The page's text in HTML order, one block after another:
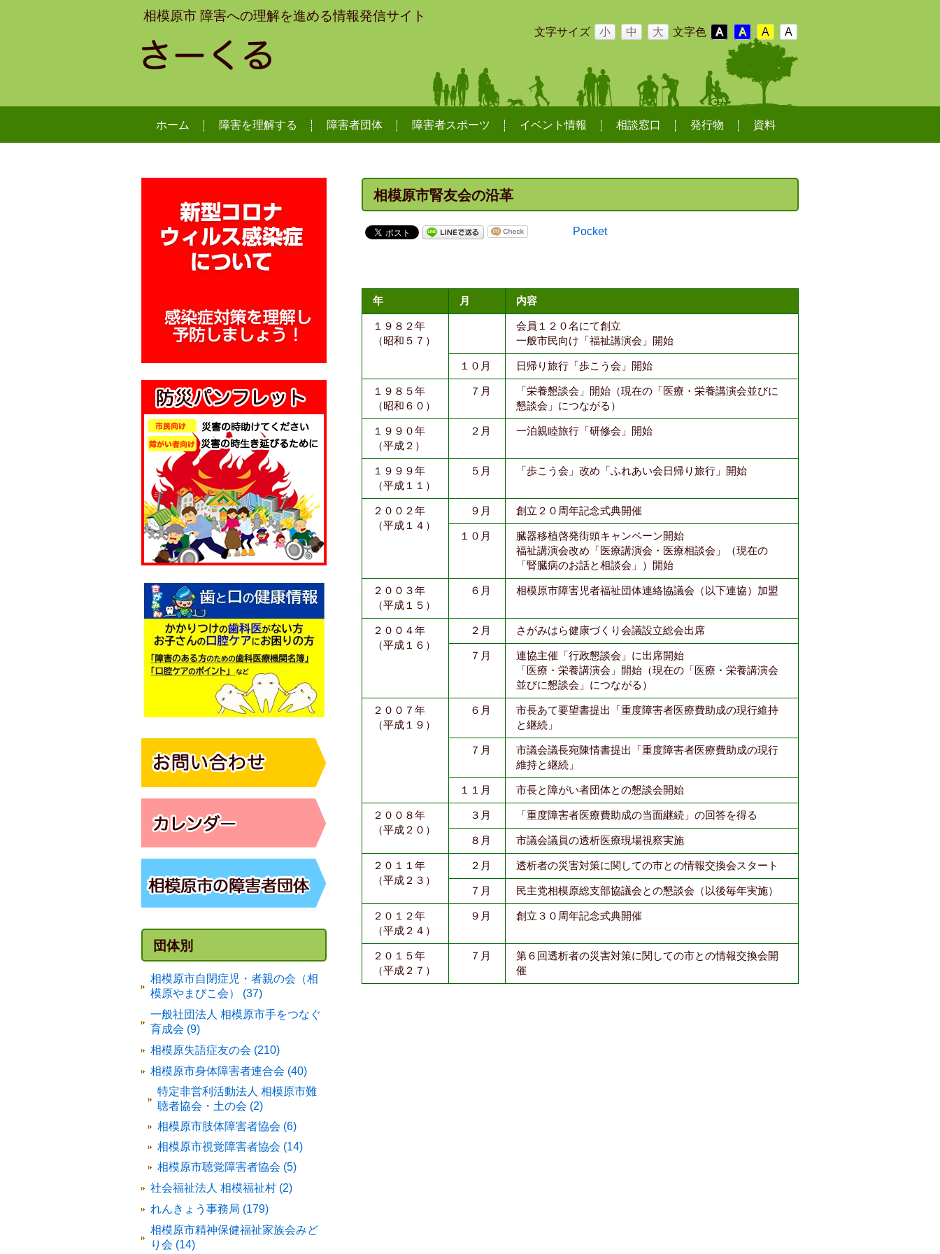
相模原市 障害への理解を進める情報発信サイト
文字サイズ 小 中 大 文字色 A A A A
ホーム 障害を理解する 障害者団体 障害者スポーツ イベント情報 相談窓口 発行物 資料
相模原市腎友会の沿革
Pocket
年 月 内容
１９８２年
（昭和５７）
会員１２０名にて創立
一般市民向け「福祉講演会」開始
１０月 日帰り旅行「歩こう会」開始
１９８５年
（昭和６０）
７月
「栄養懇談会」開始（現在の「医療・栄養講演会並びに
懇談会」につながる）
１９９０年
（平成２）
２月 一泊親睦旅行「研修会」開始
１９９９年
（平成１１）
５月 「歩こう会」改め「ふれあい会日帰り旅行」開始
２００２年
（平成１４）
９月 創立２０周年記念式典開催
１０月
臓器移植啓発街頭キャンペーン開始
福祉講演会改め「医療講演会・医療相談会」（現在の
「腎臓病のお話と相談会」）開始
２００３年
（平成１５）
６月 相模原市障害児者福祉団体連絡協議会（以下連協）加盟
２００４年
（平成１６）
２月 さがみはら健康づくり会議設立総会出席
７月
連協主催「行政懇談会」に出席開始
「医療・栄養講演会」開始（現在の「医療・栄養講演会
並びに懇談会」につながる）
２００７年
（平成１９）
６月
市長あて要望書提出「重度障害者医療費助成の現行維持
と継続」
７月
市議会議長宛陳情書提出「重度障害者医療費助成の現行
維持と継続」
１１月 市長と障がい者団体との懇談会開始
２００８年
（平成２０）
３月 「重度障害者医療費助成の当面継続」の回答を得る
８月 市議会議員の透析医療現場視察実施
２０１１年
（平成２３）
２月 透析者の災害対策に関しての市との情報交換会スタート
７月 民主党相模原総支部協議会との懇談会（以後毎年実施）
２０１２年
（平成２４）
９月 創立３０周年記念式典開催
２０１５年
（平成２７）
７月
第６回透析者の災害対策に関しての市との情報交換会開
催
団体別
相模原市自閉症児・者親の会（相
模原やまびこ会） (37)
一般社団法人 相模原市手をつなぐ
育成会 (9)
相模原失語症友の会 (210)
相模原市身体障害者連合会 (40)
特定非営利活動法人 相模原市難
聴者協会・土の会 (2)
相模原市肢体障害者協会 (6)
相模原市視覚障害者協会 (14)
相模原市聴覚障害者協会 (5)
社会福祉法人 相模福祉村 (2)
れんきょう事務局 (179)
相模原市精神保健福祉家族会みど
り会 (14)